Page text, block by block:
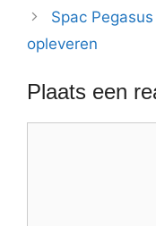
Spac
opleveren
Plaats een